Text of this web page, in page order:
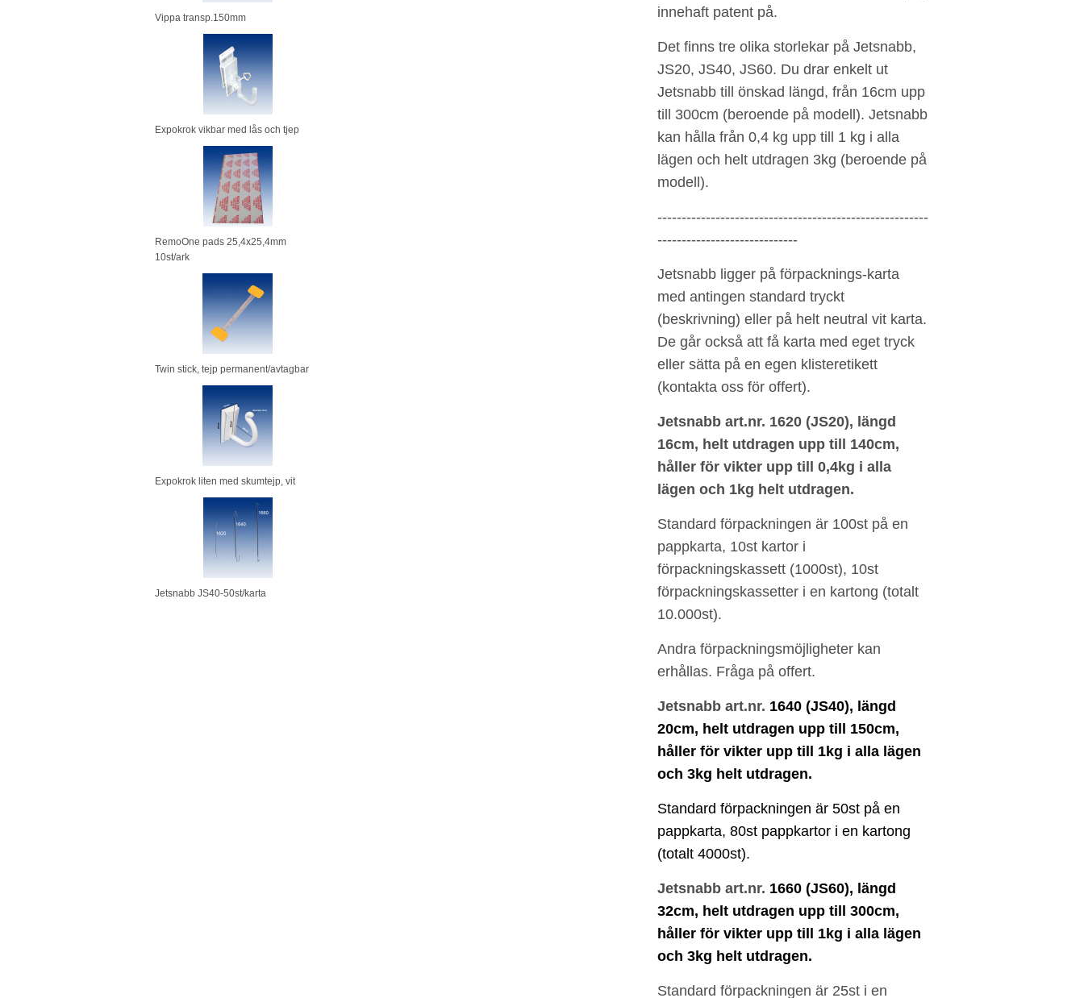
Vippa transp.150mm
Expokrok vikbar med lås och tjep
RemoOne pads 25,4x25,4mm
10st/ark
Twin stick, tejp permanent/avtagbar
Expokrok liten med skumtejp, vit
Jetsnabb JS40-50st/karta
innehaft patent på.
Det finns tre olika storlekar på Jetsnabb,
JS20, JS40, JS60. Du drar enkelt ut
Jetsnabb till önskad längd, från 16cm upp
till 300cm (beroende på modell). Jetsnabb
kan hålla från 0,4 kg upp till 1 kg i alla
lägen och helt utdragen 3kg (beroende på
modell).
--------------------------------------------------------
-----------------------------
Jetsnabb ligger på förpacknings-karta
med antingen standard tryckt
(beskrivning) eller på helt neutral vit karta.
De går också att få karta med eget tryck
eller sätta på en egen klisteretikett
(kontakta oss för offert).
Jetsnabb art.nr. 1620 (JS20), längd
16cm, helt utdragen upp till 140cm,
håller för vikter upp till 0,4kg i alla
lägen och 1kg helt utdragen.
Standard förpackningen är 100st på en
pappkarta, 10st kartor i
förpackningskassett (1000st), 10st
förpackningskassetter i en kartong (totalt
10.000st).
Andra förpackningsmöjligheter kan
erhållas. Fråga på offert.
Jetsnabb art.nr. 1640 (JS40), längd
20cm, helt utdragen upp till 150cm,
håller för vikter upp till 1kg i alla lägen
och 3kg helt utdragen.
Standard förpackningen är 50st på en
pappkarta, 80st pappkartor i en kartong
(totalt 4000st).
Jetsnabb art.nr. 1660 (JS60), längd
32cm, helt utdragen upp till 300cm,
håller för vikter upp till 1kg i alla lägen
och 3kg helt utdragen.
Standard förpackningen är 25st i en